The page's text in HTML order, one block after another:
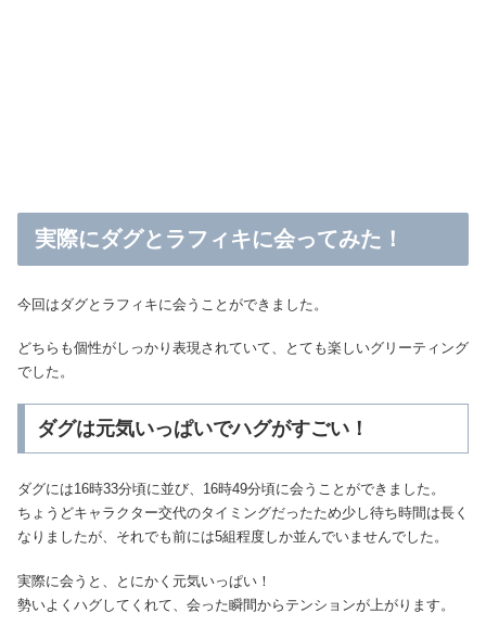
実際にダグとラフィキに会ってみた！
今回はダグとラフィキに会うことができました。
どちらも個性がしっかり表現されていて、とても楽しいグリーティング
でした。
ダグは元気いっぱいでハグがすごい！
ダグには16時33分頃に並び、16時49分頃に会うことができました。
ちょうどキャラクター交代のタイミングだったため少し待ち時間は長く
なりましたが、それでも前には5組程度しか並んでいませんでした。
実際に会うと、とにかく元気いっぱい！
勢いよくハグしてくれて、会った瞬間からテンションが上がります。